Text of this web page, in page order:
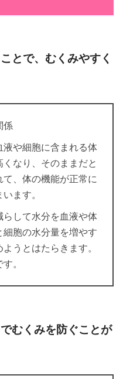
とで、むくみやすく
係
や細胞に含まれる体
なり、そのままだと
て、体の機能が正常に
ます。
らして水分を血液や体
胞の水分量を増やす
うとはたらきます。
。
むくみを防ぐことが